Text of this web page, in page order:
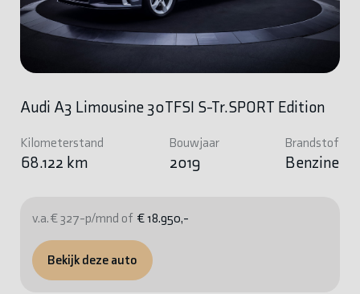
Audi A3 Limousine 30TFSI S-Tr.SPORT Edition
Kilometerstand
68.122 km
Bouwjaar
2019
Brandstof
Benzine
v.a. € 327-p/mnd of € 18.950,-
Bekijk deze auto